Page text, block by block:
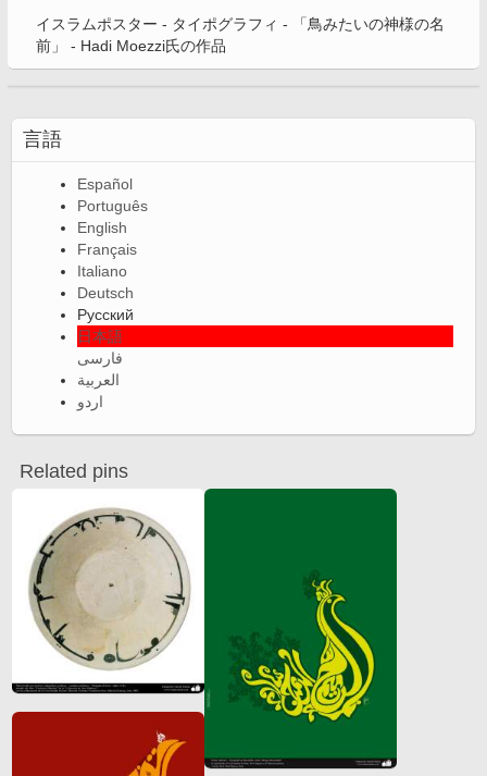
イスラムポスター - タイポグラフィ - 「鳥みたいの神様の名
前」 - Hadi Moezzi氏の作品
言語
Español
Português
English
Français
Italiano
Deutsch
Русский
日本語
فارسی
العربية
اردو
Related pins